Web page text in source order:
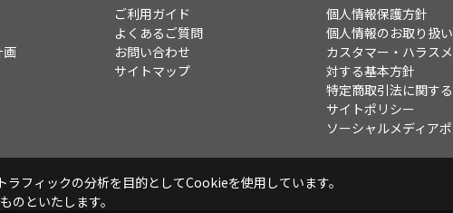
画
ご利用ガイド
よくあるご質問
お問い合わせ
サイトマップ
個人情報保護方針
個人情報のお取り扱
カスタマー・ハラス
対する基本方針
特定商取引法に関す
サイトポリシー
ソーシャルメディア
フィックの分析を目的としてCookieを使用しています。
といたします。